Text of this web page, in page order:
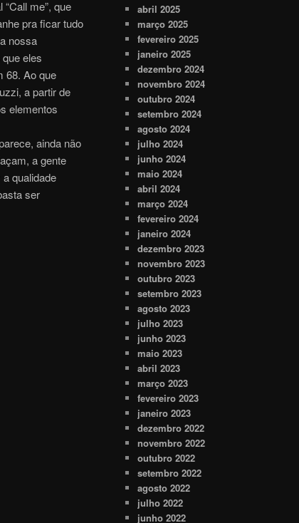
me”, que
pra ficar tudo
nossa
eles
68. Ao que
a partir de
elementos
ainda não
a gente
qualidade
ser
abril 2025
março 2025
fevereiro 2025
janeiro 2025
dezembro 2024
novembro 2024
outubro 2024
setembro 2024
agosto 2024
julho 2024
junho 2024
maio 2024
abril 2024
março 2024
fevereiro 2024
janeiro 2024
dezembro 2023
novembro 2023
outubro 2023
setembro 2023
agosto 2023
julho 2023
junho 2023
maio 2023
abril 2023
março 2023
fevereiro 2023
janeiro 2023
dezembro 2022
novembro 2022
outubro 2022
setembro 2022
agosto 2022
julho 2022
junho 2022